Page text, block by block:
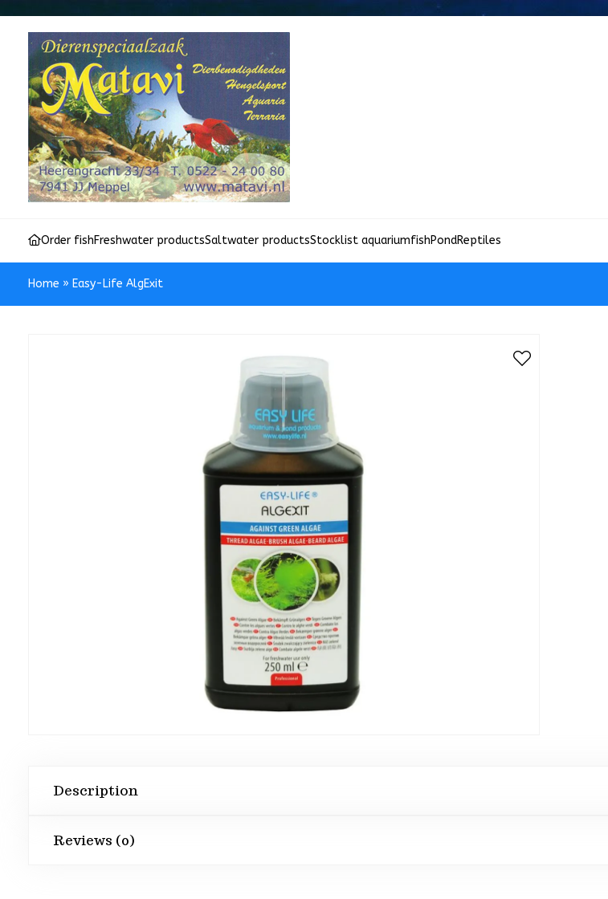
Order fishFreshwater productsSaltwater productsStocklist aquariumfishPondReptiles
Home » Easy-Life AlgExit
Description
Reviews (0)